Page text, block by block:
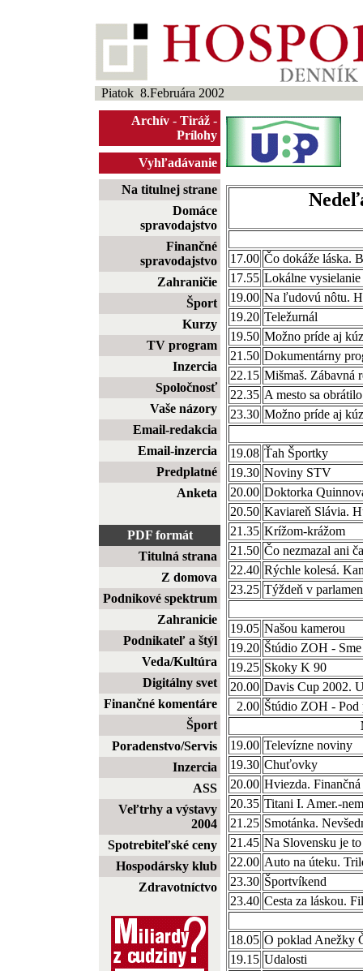
Piatok 8.Februára 2002
Archív - Tiráž -
Prílohy
Vyhľadávanie
Na titulnej strane
Domáce
spravodajstvo
Finančné
spravodajstvo
Zahraničie
Šport
Kurzy
TV program
Inzercia
Spoločnosť
Vaše názory
Email-redakcia
Email-inzercia
Predplatné
Anketa
PDF formát
Titulná strana
Z domova
Podnikové spektrum
Zahranicie
Podnikateľ a štýl
Veda/Kultúra
Digitálny svet
Finančné komentáre
Šport
Poradenstvo/Servis
Inzercia
ASS
Veľtrhy a výstavy
2004
Spotrebiteľské ceny
Hospodársky klub
Zdravotníctvo
17.00 Čo dokáže láska.
17.55 Lokálne vysielanie
19.00 Na ľudovú nôtu.
19.20 Teležurnál
19.50 Možno príde aj
21.50 Dokumentárny
22.15 Mišmaš. Zábavná
22.35 A mesto sa
23.30 Možno príde aj
19.08 Ťah Športky
19.30 Noviny STV
20.00 Doktorka
20.50 Kaviareň Slávia.
21.35 Krížom-krážom
21.50 Čo nezmazal ani
22.40 Rýchle kolesá.
23.25 Týždeň v
19.05 Našou kamerou
19.20 Štúdio ZOH -
19.25 Skoky K 90
20.00 Davis Cup 2002.
2.00 Štúdio ZOH -
19.00 Televízne noviny
19.30 Chuťovky
20.00 Hviezda.
20.35 Titani I. Amer.-
21.25 Smotánka.
21.45 Na Slovensku je
22.00 Auto na úteku.
23.30 Športvíkend
23.40 Cesta za láskou.
18.05 O poklad Anežky
19.15 Udalosti